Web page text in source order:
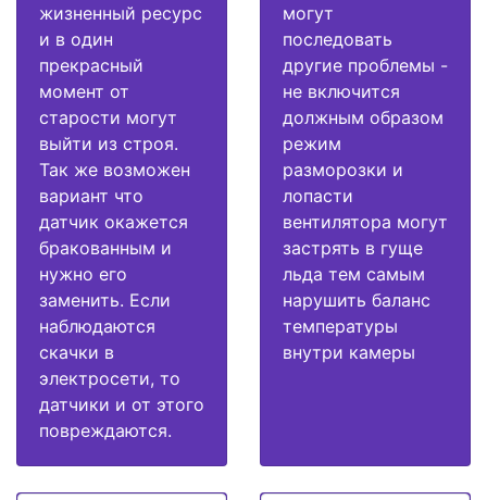
жизненный ресурс
и в один
прекрасный
момент от
старости могут
выйти из строя.
Так же возможен
вариант что
датчик окажется
бракованным и
нужно его
заменить. Если
наблюдаются
скачки в
электросети, то
датчики и от этого
повреждаются.
могут
последовать
другие проблемы -
не включится
должным образом
режим
разморозки и
лопасти
вентилятора могут
застрять в гуще
льда тем самым
нарушить баланс
температуры
внутри камеры